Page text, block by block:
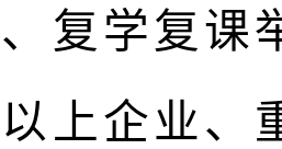
复学复课
上企业、